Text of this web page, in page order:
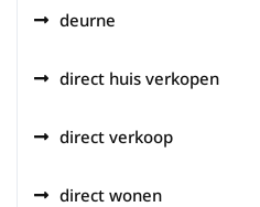
deurne
direct huis verkopen
direct verkoop
direct wonen